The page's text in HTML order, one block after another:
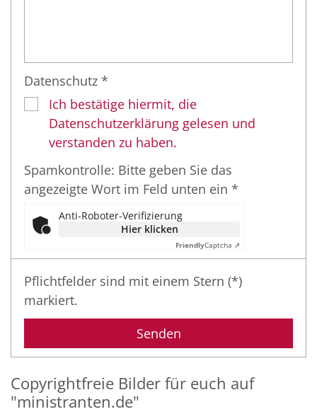
Datenschutz *
Ich bestätige hiermit, die
Datenschutzerklärung gelesen und
verstanden zu haben.
Spamkontrolle: Bitte geben Sie das
angezeigte Wort im Feld unten ein *
Anti-Roboter-Verifizierung
Hier klicken
FriendlyCaptcha ⇗
Pflichtfelder sind mit einem Stern (*)
markiert.
Copyrightfreie Bilder für euch auf
"ministranten.de"